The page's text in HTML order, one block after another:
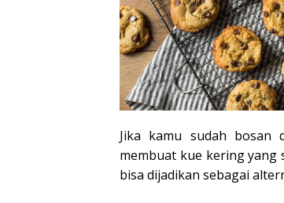
Jika kamu sudah bosan
membuat kue kering yang
bisa dijadikan sebagai